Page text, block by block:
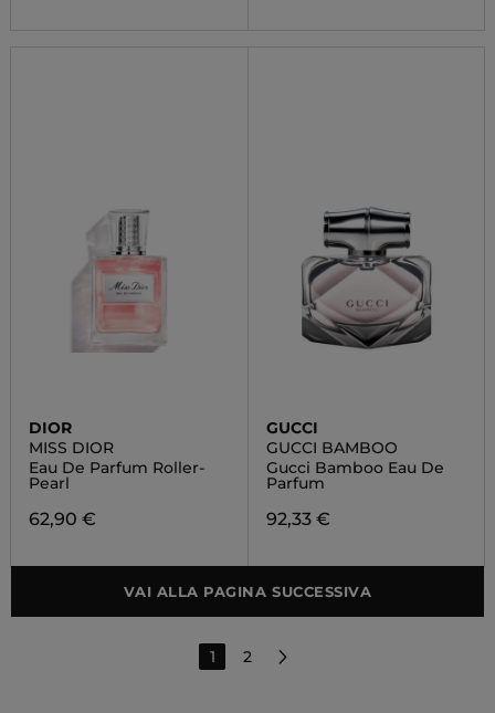
DIOR
MISS DIOR
Eau De Parfum Roller-
Pearl
62,90 €
GUCCI
GUCCI BAMBOO
Gucci Bamboo Eau De
Parfum
92,33 €
VAI ALLA PAGINA SUCCESSIVA
1 2